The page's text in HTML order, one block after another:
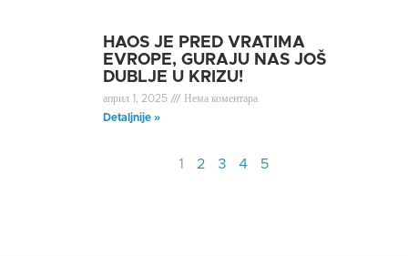
HAOS JE PRED VRATIMA
EVROPE, GURAJU NAS JOŠ
DUBLJE U KRIZU!
април 1, 2025
Нема коментара
Detaljnije »
1 2 3 4 5